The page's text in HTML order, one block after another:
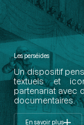
Les perséides
Un dispositif
textuels et
partenariat avec
documentaires.
En savoir plus